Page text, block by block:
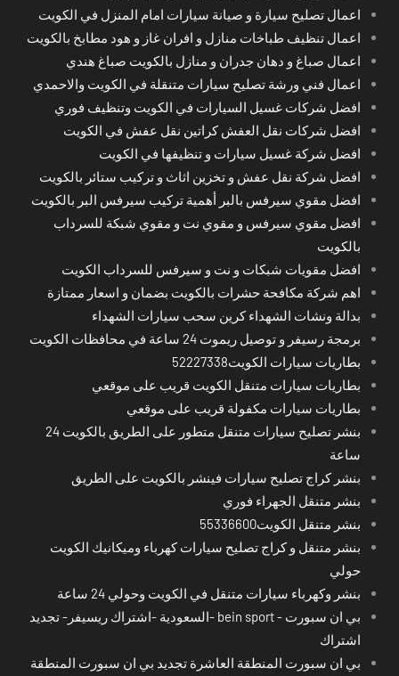
اعمال تصليح سيارة و صيانة سيارات امام المنزل في الكويت
اعمال تنظيف طباخات منازل و افران غاز و هود مطابخ بالكويت
اعمال صباغ و دهان جدران و منازل بالكويت صباغ هندي
اعمال فني ورشة تصليح سيارات متنقلة في الكويت والاحمدي
افضل شركات غسيل السيارات في الكويت وتنظيف فوري
افضل شركات نقل العفش كراتين نقل عفش في الكويت
افضل شركة غسيل سيارات و تنظيفها في الكويت
افضل شركة نقل عفش و تخزين اثاث و تركيب ستائر بالكويت
افضل مقوي سيرفس بالبر أهمية تركيب سيرفس البر بالكويت
افضل مقوي سيرفس و مقوي نت و مقوي شبكة للسرداب
بالكويت
افضل مقويات شبكات و نت و سيرفس للسرداب الكويت
اهم شركة مكافحة حشرات بالكويت بضمان و اسعار ممتازة
بدالة ونشات الشهداء كرين سحب سيارات الشهداء
برمجة رسيفر و توصيل ريموت 24 ساعة في محافظات الكويت
بطاريات سيارات الكويت52227338
بطاريات سيارات متنقل الكويت قريب على موقعي
بطاريات سيارات مكفولة قريب على موقعي
بنشر تصليح سيارات متنقل متطور على الطريق بالكويت 24
ساعة
بنشر كراج تصليح سيارات فينشر بالكويت على الطريق
بنشر متنقل الجهراء فوري
بنشر متنقل الكويت55336600
بنشر متنقل و كراج تصليح سيارات كهرباء وميكانيك الكويت
حولي
بنشر وكهرباء سيارات متنقل في الكويت وحولي 24 ساعة
بي ان سبورت - bein sport -السعودية -اشتراك ريسيفر- تجديد
اشتراك
بي ان سبورت المنطقة العاشرة تجديد بي ان سبورت المنطقة